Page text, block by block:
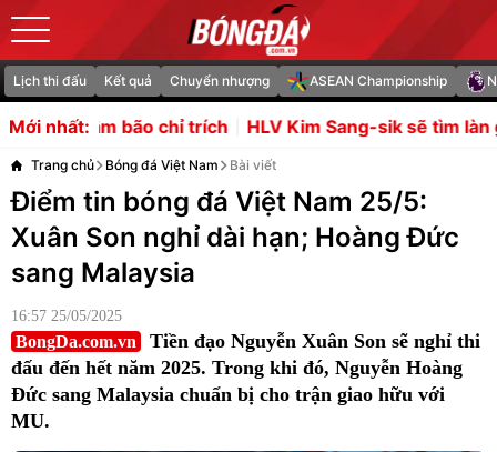
Lịch thi đấu Kết quả Chuyển nhượng ASEAN Championship
Mới nhất:
chỉ trích HLV Kim Sang-sik sẽ tìm làn gió mới từ những
Trang chủ Bóng đá Việt Nam Bài viết
Điểm tin bóng đá Việt Nam 25/5:
Xuân Son nghỉ dài hạn; Hoàng Đức
sang Malaysia
16:57 25/05/2025
BongDa.com.vn
Tiền đạo Nguyễn Xuân Son sẽ nghỉ thi
đấu đến hết năm 2025. Trong khi đó, Nguyễn Hoàng
Đức sang Malaysia chuẩn bị cho trận giao hữu với
MU.